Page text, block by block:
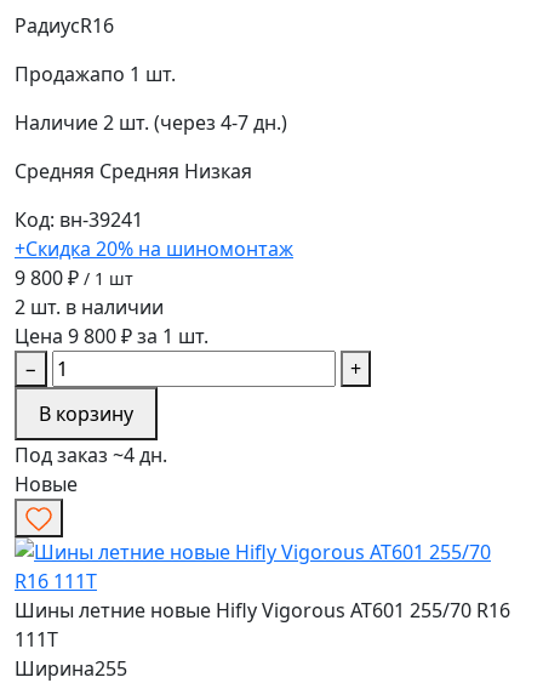
РадиусR16
Продажапо 1 шт.
Наличие2 шт. (через 4-7 дн.)
Средняя Средняя Низкая
Код: вн-39241
+Скидка 20% на шиномонтаж
9 800 ₽ / 1 шт
2 шт. в наличии
Цена 9 800 ₽ за 1 шт.
−
+
В корзину
Под заказ ~4 дн.
Новые
Шины летние новые Hifly Vigorous AT601 255/70 R16
111T
Ширина255